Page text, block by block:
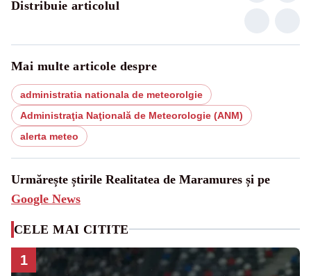
Distribuie articolul
Mai multe articole despre
administratia nationala de meteorolgie
Administraţia Naţională de Meteorologie (ANM)
alerta meteo
Urmărește știrile Realitatea de Maramures și pe
Google News
CELE MAI CITITE
1